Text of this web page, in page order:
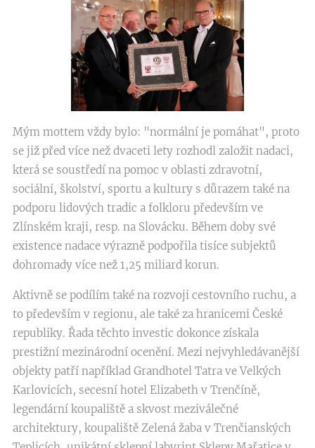
Mým mottem vždy bylo: "normální je pomáhat", proto
se již před více než dvaceti lety rozhodl založit nadaci,
která se soustředí na pomoc v oblasti zdravotní,
sociální, školství, sportu a kultury s důrazem také na
podporu lidových tradic a folkloru především ve
Zlínském kraji, resp. na Slovácku. Během doby své
existence nadace výrazně podpořila tisíce subjektů
dohromady více než 1,25 miliard korun.
Aktivně se podílím také na rozvoji cestovního ruchu, a
to především v regionu, ale také za hranicemi České
republiky. Řada těchto investic dokonce získala
prestižní mezinárodní ocenění. Mezi nejvyhledávanější
objekty patří například Grandhotel Tatra ve Velkých
Karlovicích, secesní hotel Elizabeth v Trenčíně,
legendární koupaliště a skvost meziválečné
architektury, koupaliště Zelená žaba v Trenčianských